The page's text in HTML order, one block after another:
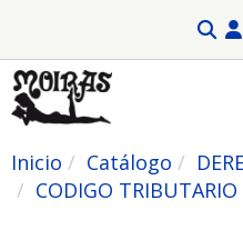
Inicio Catálogo
CODIGO